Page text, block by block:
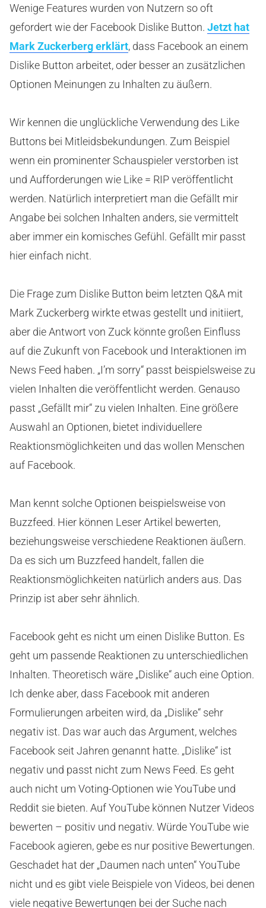
Wenige Features wurden von Nutzern so oft
gefordert wie der Facebook Dislike Button. Jetzt hat
Mark Zuckerberg erklärt, dass Facebook an einem
Dislike Button arbeitet, oder besser an zusätzlichen
Optionen Meinungen zu Inhalten zu äußern.
Wir kennen die unglückliche Verwendung des Like
Buttons bei Mitleidsbekundungen. Zum Beispiel
wenn ein prominenter Schauspieler verstorben ist
und Aufforderungen wie Like = RIP veröffentlicht
werden. Natürlich interpretiert man die Gefällt mir
Angabe bei solchen Inhalten anders, sie vermittelt
aber immer ein komisches Gefühl. Gefällt mir passt
hier einfach nicht.
Die Frage zum Dislike Button beim letzten Q&A mit
Mark Zuckerberg wirkte etwas gestellt und initiiert,
aber die Antwort von Zuck könnte großen Einfluss
auf die Zukunft von Facebook und Interaktionen im
News Feed haben. „I’m sorry“ passt beispielsweise zu
vielen Inhalten die veröffentlicht werden. Genauso
passt „Gefällt mir“ zu vielen Inhalten. Eine größere
Auswahl an Optionen, bietet individuellere
Reaktionsmöglichkeiten und das wollen Menschen
auf Facebook.
Man kennt solche Optionen beispielsweise von
Buzzfeed. Hier können Leser Artikel bewerten,
beziehungsweise verschiedene Reaktionen äußern.
Da es sich um Buzzfeed handelt, fallen die
Reaktionsmöglichkeiten natürlich anders aus. Das
Prinzip ist aber sehr ähnlich.
Facebook geht es nicht um einen Dislike Button. Es
geht um passende Reaktionen zu unterschiedlichen
Inhalten. Theoretisch wäre „Dislike“ auch eine Option.
Ich denke aber, dass Facebook mit anderen
Formulierungen arbeiten wird, da „Dislike“ sehr
negativ ist. Das war auch das Argument, welches
Facebook seit Jahren genannt hatte. „Dislike“ ist
negativ und passt nicht zum News Feed. Es geht
auch nicht um Voting-Optionen wie YouTube und
Reddit sie bieten. Auf YouTube können Nutzer Videos
bewerten – positiv und negativ. Würde YouTube wie
Facebook agieren, gebe es nur positive Bewertungen.
Geschadet hat der „Daumen nach unten“ YouTube
nicht und es gibt viele Beispiele von Videos, bei denen
viele negative Bewertungen bei der Suche nach